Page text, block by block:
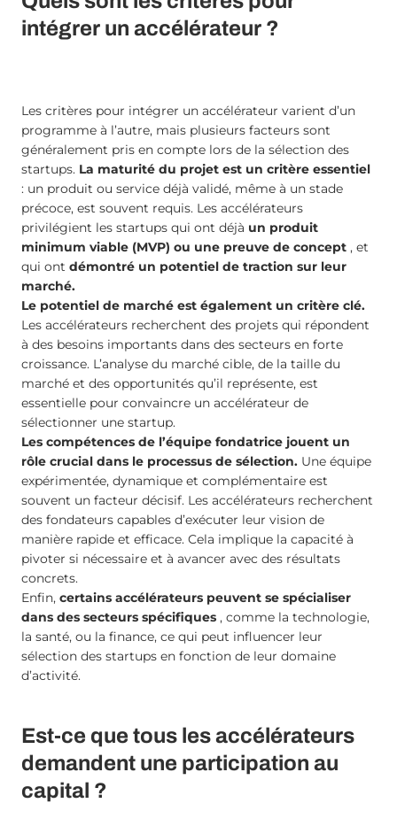
intégrer un accélérateur ?
Les critères pour intégrer un accélérateur varient d’un
programme à l’autre, mais plusieurs facteurs sont
généralement pris en compte lors de la sélection des
startups. La maturité du projet est un critère essentiel
: un produit ou service déjà validé, même à un stade
précoce, est souvent requis. Les accélérateurs
privilégient les startups qui ont déjà un produit
minimum viable (MVP) ou une preuve de concept , et
qui ont démontré un potentiel de traction sur leur
marché.
Le potentiel de marché est également un critère clé.
Les accélérateurs recherchent des projets qui répondent
à des besoins importants dans des secteurs en forte
croissance. L’analyse du marché cible, de la taille du
marché et des opportunités qu’il représente, est
essentielle pour convaincre un accélérateur de
sélectionner une startup.
Les compétences de l’équipe fondatrice jouent un
rôle crucial dans le processus de sélection. Une équipe
expérimentée, dynamique et complémentaire est
souvent un facteur décisif. Les accélérateurs recherchent
des fondateurs capables d’exécuter leur vision de
manière rapide et efficace. Cela implique la capacité à
pivoter si nécessaire et à avancer avec des résultats
concrets.
Enfin, certains accélérateurs peuvent se spécialiser
dans des secteurs spécifiques , comme la technologie,
la santé, ou la finance, ce qui peut influencer leur
sélection des startups en fonction de leur domaine
d’activité.
Est-ce que tous les accélérateurs
demandent une participation au
capital ?